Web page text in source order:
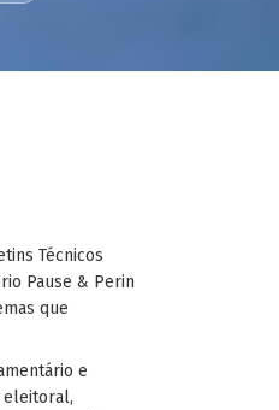
Técnicos
Pause & Perin
que
e
eleitoral,